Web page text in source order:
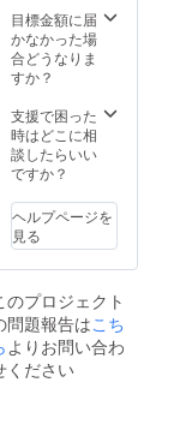
日に会
場へ来
て、お
ふぇ
す」を
満喫し
たい方
スメ！
予定: お
楽しみ
チケッ
ト：イ
ベント
当日会
場にて
調
整）。
こんな
りふぇ
す」を
全力で
応援し
実行委
員会の
想いに
共感
接交流
もして
みたい
という
熱いあ
へ。 お
届け予
定: 感謝
8月頃 /
ロゴ掲
載：
2025年
り
（HP）
、イベ
ント当
場） / 活
動報告
書：
2025年
10月頃
会と調
整させ
ていた
だきま
テージ
のタイ
ムテー
ブル上
帯につ
いて
は、実
行委員
議の
上、決
定いた
しま
す。 こ
目標金額に届
かなかった場
合どうなりま
すか？
支援で困った
時はどこに相
談したらいい
ですか？
ヘルプページを
見る
のプロジェクト
問題報告はこち
よりお問い合わ
ください